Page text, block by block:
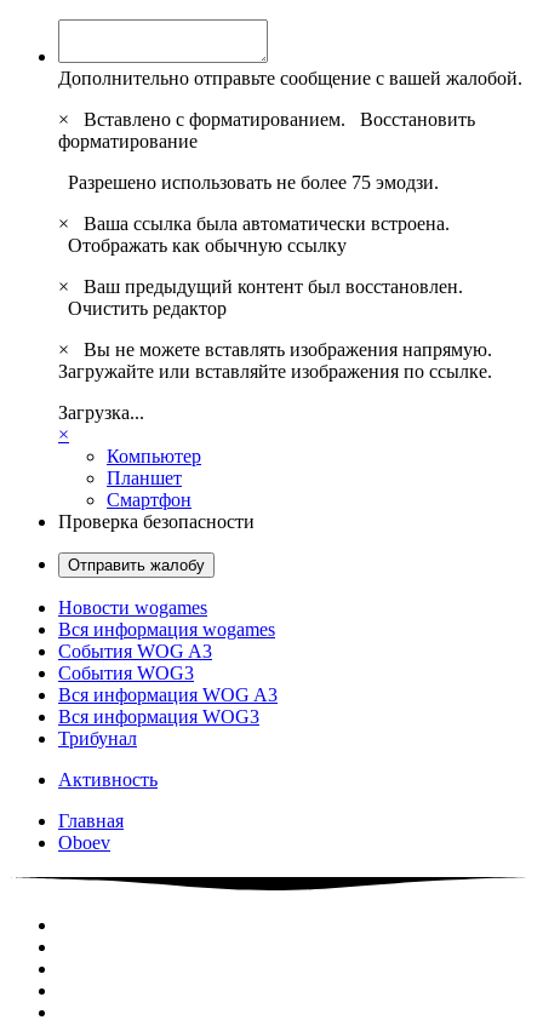
Дополнительно отправьте сообщение с вашей жалобой.
×
Вставлено с форматированием. Восстановить
форматирование
Разрешено использовать не более 75 эмодзи.
×
Ваша ссылка была автоматически встроена.
Отображать как обычную ссылку
×
Ваш предыдущий контент был восстановлен.
Очистить редактор
×
Вы не можете вставлять изображения напрямую.
Загружайте или вставляйте изображения по ссылке.
Загрузка...
×
Компьютер
Планшет
Смартфон
Проверка безопасности
Отправить жалобу
Новости wogames
Вся информация wogames
События WOG A3
События WOG3
Вся информация WOG A3
Вся информация WOG3
Трибунал
Активность
Главная
Oboev